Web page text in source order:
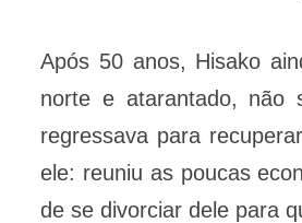
Após 50 anos, Hisako
norte e atarantado, não
regressava para
ele: reuniu as poucas
de se divorciar dele para